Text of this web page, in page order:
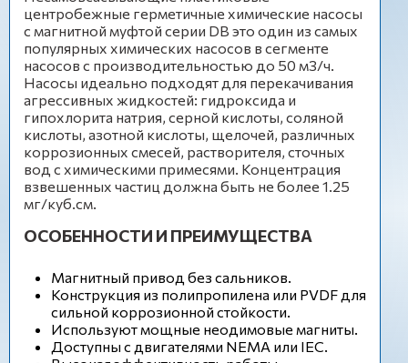
центробежные герметичные химические насосы
с магнитной муфтой серии DB это один из самых
популярных химических насосов в сегменте
насосов с производительностью до 50 м3/ч.
Насосы идеально подходят для перекачивания
агрессивных жидкостей: гидроксида и
гипохлорита натрия, серной кислоты, соляной
кислоты, азотной кислоты, щелочей, различных
коррозионных смесей, растворителя, сточных
вод с химическими примесями. Концентрация
взвешенных частиц должна быть не более 1.25
мг/куб.см.
ОСОБЕННОСТИ И ПРЕИМУЩЕСТВА
Магнитный привод без сальников.
Конструкция из полипропилена или PVDF для
сильной коррозионной стойкости.
Используют мощные неодимовые магниты.
Доступны с двигателями NEMA или IEC.